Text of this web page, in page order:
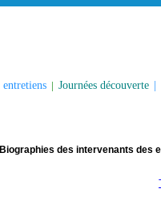
entretiens | Journées découverte
Biographies des intervenants des